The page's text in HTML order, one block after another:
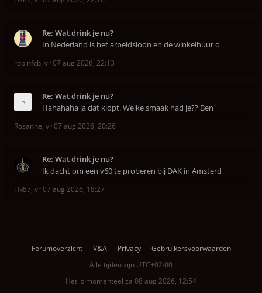
Re: Wat drink je nu?
In Nederland is het arbeidsloon en de winkelhuur o
robinfcb, vr 07 aug 2026, 22:13
Re: Wat drink je nu?
Hahahaha ja dat klopt. Welke smaak had je?? Ben
Rosanne, vr 07 aug 2026, 20:26
Re: Wat drink je nu?
Ik dacht om een v60 te proberen bij DAK in Amsterd
Hk87, vr 07 aug 2026, 18:27
Forumoverzicht V&A Privacy
Gebruikersvoorwaarden
Alle tijden zijn UTC+02:00
Het is momenteel za 08 aug 2026, 12:54